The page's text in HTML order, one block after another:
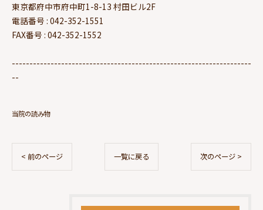
東京都府中市府中町1-8-13 村田ビル2F
電話番号 : 042-352-1551
FAX番号 : 042-352-1552
--------------------------------------------------------------------
--
当院の読み物
< 前のページ 一覧に戻る 次のページ >